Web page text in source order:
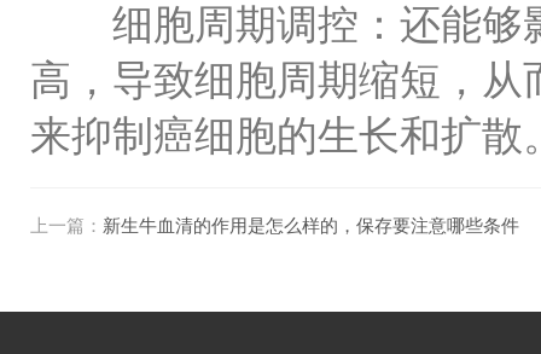
细胞周期调控：还能够
高，导致细胞周期缩短，
来抑制癌细胞的生长和扩散
上一篇： 新生牛血清的作用是怎么样的，保存要注意哪些条件